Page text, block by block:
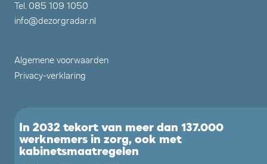
Tel. 085 109 1050
info@dezorgradar.nl
Algemene voorwaarden
Privacy-verklaring
In 2032 tekort van meer dan 137.000
werknemers in zorg, ook met
kabinetsmaatregelen